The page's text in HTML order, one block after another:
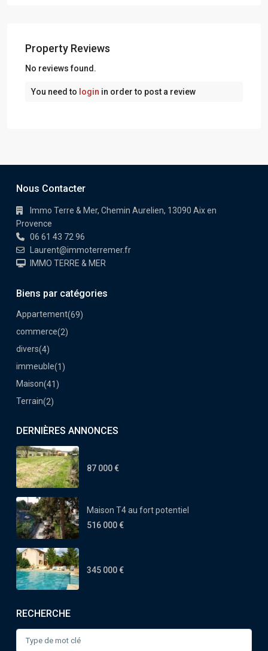
Property Reviews
No reviews found.
You need to login in order to post a review
Nous Contacter
Immo Terre & Mer, Chemin Aurelien, 13090 Aix en
Provence
06 61 43 72 96
Laurent@immoterremer.fr
IMMO TERRE & MER
Biens par catégories
Appartement(69)
commerce(2)
divers(4)
immeuble(1)
Maison(41)
Terrain(2)
DERNIÈRES ANNONCES
87 000 €
Maison T4 au fort potentiel
516 000 €
345 000 €
RECHERCHE
for: